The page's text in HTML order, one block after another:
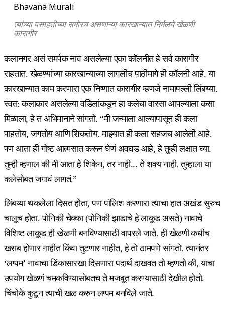
Bhavana Murali
त्यांच्या वसाहतीच्या समोरच असणाऱ्या कारखान्यात निर्मलचे खेळणी
कारागीर
कलानगर असं समर्पक नाव असलेल्या एका कॉलनीत हे सर्व कारागीर
राहतात. खेळण्यांच्या कारखान्याच्या लागलीच पाठीमागे ही कॉलनी आहे. या
कारखान्यात काम करणारा एक निष्णात कारागीर म्हणजे नामापल्ली लिंबय्या.
स्वत: कलाकार असलेल्या वडिलांकडून हा कलेचा वारसा आपल्याला कसा
मिळाला, हे त अभिमानाने सांगतो. “मी जन्माला आल्यापासून ही कला
पाहतोय, जगतोय आणि शिकतोय. माझ्यात ही कला सहजच आलेली आहे.
पण आता ही गोष्ट आत्मसात करून घेणं अवघड आहे, हे तुम्ही लक्षात घ्या.
तुम्ही म्हणाल की मी आता हे शिकेन, तर नाही... ते शक्य नाही. तुम्हाला या
कलेसोबत जगावं लागतं.”
लिंबय्या थकलेला दिसत होता, पण पॉलिश करणारा त्याचा हात अखंड सुरुच
चालूच होता. पोनिकी चेक्का (पोनिकी झाडाचे हे लाकूड असते) नावाचे
विशिष्ट लाकूड ही खेळणी बनविण्यासाठी वापरले जाते. ही खेळणी कधीच
खराब होणार नाहीत किंवा तुटणार नाहीत, हे तो ठामपणे सांगतो. त्यानंतर
‘लप्पम’ नावाचा डिंकासारखा दिसणारा पदार्थ दाखवत तो म्हणतो की, याचा
उपयोग खेळणं चमकविण्यासोबतच ते मजबूत करण्यासाठी देखील होतो.
चिंचोके कुटून त्याची खळ करुन लप्पम बनविले जाते.